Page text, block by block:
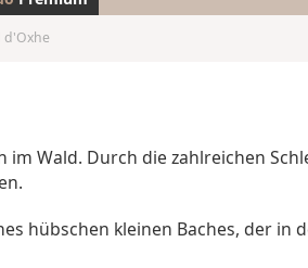
n
d
d'Oxhe
Wald. Durch die zahlreichen
hübschen kleinen Baches, der in